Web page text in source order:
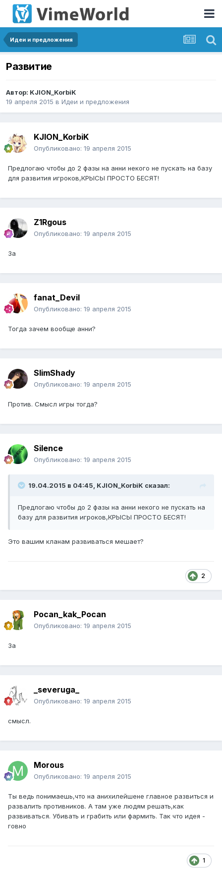
Идеи и предложения
Развитие
Автор: KJION_KorbiK
19 апреля 2015 в Идеи и предложения
KJION_KorbiK
Опубликовано: 19 апреля 2015
Предлогаю чтобы до 2 фазы на анни некого не пускать на базу
для развития игроков,КРЫСЫ ПРОСТО БЕСЯТ!
Z1Rgous
Опубликовано: 19 апреля 2015
За
fanat_Devil
Опубликовано: 19 апреля 2015
Тогда зачем вообще анни?
SlimShady
Опубликовано: 19 апреля 2015
Против. Смысл игры тогда?
Silence
Опубликовано: 19 апреля 2015
19.04.2015 в 04:45, KJION_KorbiK сказал:
Предлогаю чтобы до 2 фазы на анни некого не пускать на
базу для развития игроков,КРЫСЫ ПРОСТО БЕСЯТ!
Это вашим кланам развиваться мешает?
2
Pocan_kak_Pocan
Опубликовано: 19 апреля 2015
За
_severuga_
Опубликовано: 19 апреля 2015
смысл.
Morous
Опубликовано: 19 апреля 2015
Ты ведь понимаешь,что на анихилейшене главное развиться и
развалить противников. А там уже людям решать,как
развиваться. Убивать и грабить или фармить. Так что идея -
говно
1